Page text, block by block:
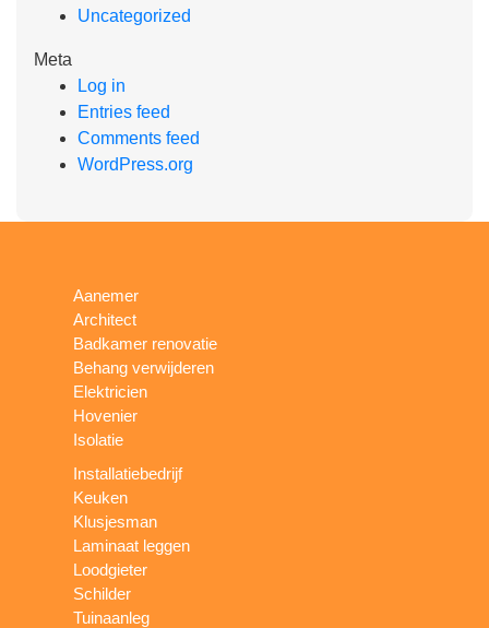
Uncategorized
Meta
Log in
Entries feed
Comments feed
WordPress.org
Aanemer
Architect
Badkamer renovatie
Behang verwijderen
Elektricien
Hovenier
Isolatie
Installatiebedrijf
Keuken
Klusjesman
Laminaat leggen
Loodgieter
Schilder
Tuinaanleg